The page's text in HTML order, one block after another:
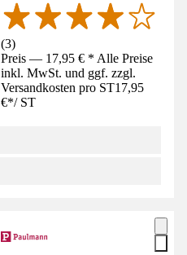
(3)
Preis — 17,95 € * Alle Preise
inkl. MwSt. und ggf. zzgl.
Versandkosten pro ST17,95
€*/ ST